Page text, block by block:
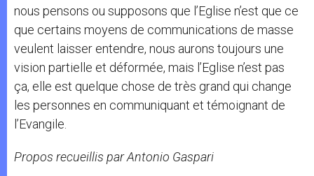
nous pensons ou supposons que l’Eglise n’est que ce
que certains moyens de communications de masse
veulent laisser entendre, nous aurons toujours une
vision partielle et déformée, mais l’Eglise n’est pas
ça, elle est quelque chose de très grand qui change
les personnes en communiquant et témoignant de
l’Evangile.
Propos recueillis parAntonio Gaspari